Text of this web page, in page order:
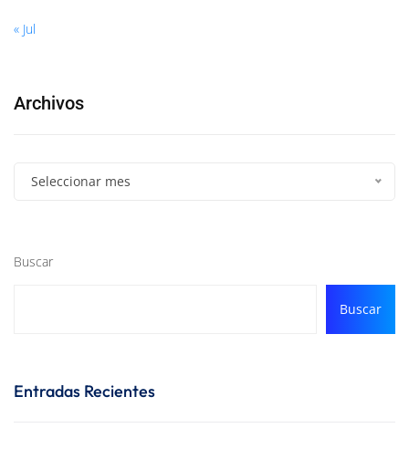
« Jul
Archivos
Seleccionar mes
Buscar
Buscar
Entradas Recientes